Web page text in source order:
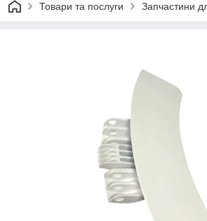
Товари та послуги Запчастини